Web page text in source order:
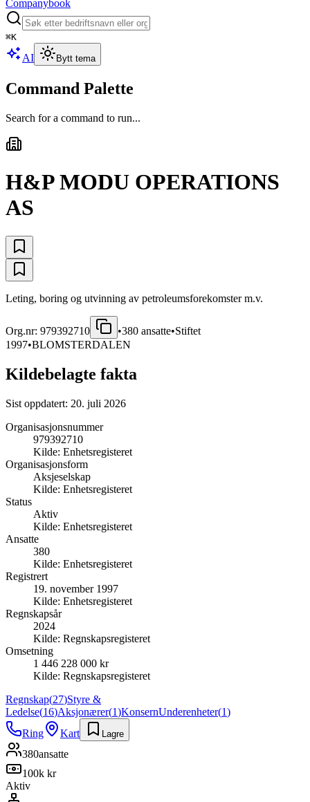
Companybook
⌘K
AI Bytt tema
Command Palette
Search for a command to run...
H&P MODU OPERATIONS
AS
Leting, boring og utvinning av petroleumsforekomster m.v.
Org.nr: 979392710 •380 ansatte•Stiftet
1997•BLOMSTERDALEN
Kildebelagte fakta
Sist oppdatert: 20. juli 2026
Organisasjonsnummer
979392710
Kilde: Enhetsregisteret
Organisasjonsform
Aksjeselskap
Kilde: Enhetsregisteret
Status
Aktiv
Kilde: Enhetsregisteret
Ansatte
380
Kilde: Enhetsregisteret
Registrert
19. november 1997
Kilde: Enhetsregisteret
Regnskapsår
2024
Kilde: Regnskapsregisteret
Omsetning
1 446 228 000 kr
Kilde: Regnskapsregisteret
Regnskap(27)Styre &
Ledelse(16)Aksjonærer(1)KonsernUnderenheter(1)
Ring
Kart Lagre
380ansatte
100k kr
Aktiv